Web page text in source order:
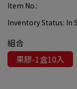
Item No.:
Inventory Status: In
組合
果膠-1盒10入